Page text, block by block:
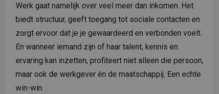
Werk gaat namelijk over veel meer dan inkomen. Het
biedt structuur, geeft toegang tot sociale contacten en
zorgt ervoor dat je je gewaardeerd en verbonden voelt.
En wanneer iemand zijn of haar talent, kennis en
ervaring kan inzetten, profiteert niet alleen die persoon,
maar ook de werkgever én de maatschappij. Een echte
win-win.